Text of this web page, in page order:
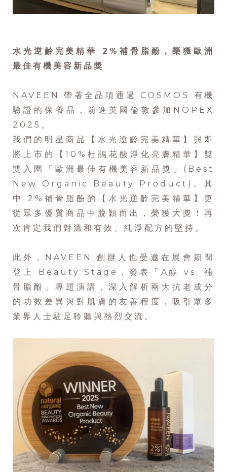
水光逆齡完美精華 2%補骨脂酚，榮獲歐洲
最佳有機美容新品獎
NAVEEN 帶著全品項通過 COSMOS 有機
驗證的保養品，前進英國倫敦參加NOPEX
2025。
我們的明星商品【水光逆齡完美精華】與即
將上市的【10%杜鵑花酸淨化亮膚精華】雙
雙入圍「歐洲最佳有機美容新品獎」(Best
New Organic Beauty Product)。其
中 2%補骨脂酚的【水光逆齡完美精華】更
從眾多優質商品中脫穎而出，榮獲大獎！再
次肯定我們對溫和有效、純淨配方的堅持。
此外，NAVEEN 創辦人也受邀在展會期間
登上 Beauty Stage，發表「A醇 vs. 補
骨脂酚」專題演講，深入解析兩大抗老成分
的功效差異與對肌膚的友善程度，吸引眾多
業界人士駐足聆聽與熱烈交流。